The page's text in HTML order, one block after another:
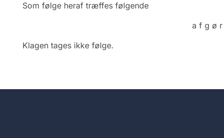
Som følge heraf træffes følgende
a f g ø r
Klagen tages ikke følge.